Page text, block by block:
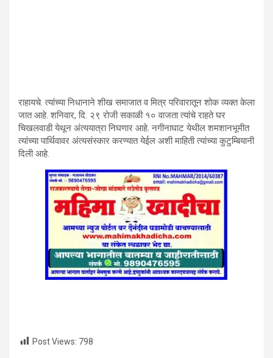
राहायचे. त्यांच्या निधानाने शीख समाजात व मित्र परिवारातून शोक व्यक्त केला
जात आहे. शनिवार, दि. २९ रोजी सकाळी १० वाजता त्यांचे राहते घर
चिखलवाडी येथून अंत्ययात्रा निघणार आहे. नगीनाघाट येथील शमशानभूमीत
त्यांच्या पार्थिवावर अंत्यसंस्कार करण्यात येईल अशी माहिती त्यांच्या कुटुम्बियानी
दिली आहे.
Post Views: 798